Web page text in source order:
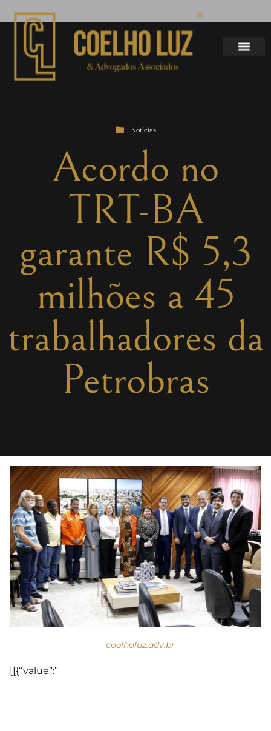
Notícias
Acordo no
TRT-BA
garante R$ 5,3
milhões a 45
trabalhadores da
Petrobras
coelholuz.adv.br
[[{“value”:”